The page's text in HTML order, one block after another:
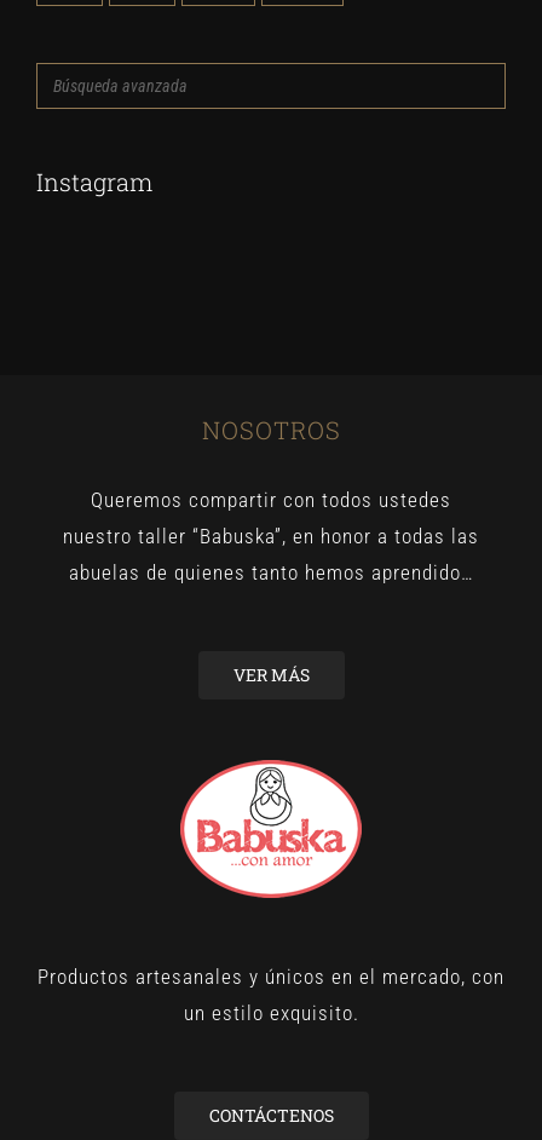
Búsqueda
avanzada
Instagram
NOSOTROS
Queremos compartir con todos ustedes
nuestro taller “Babuska”, en honor a todas las
abuelas de quienes tanto hemos aprendido…
VER MÁS
Productos artesanales y únicos en el mercado, con
un estilo exquisito.
CONTÁCTENOS